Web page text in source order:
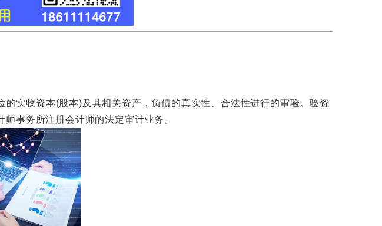
收资本(股本)及其相关资产，负债的真实性、合法性进行的审验。验资
事务所注册会计师的法定审计业务。